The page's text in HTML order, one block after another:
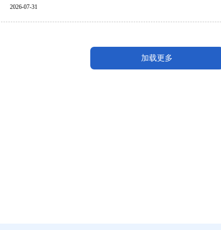
2026-07-31
加载更多